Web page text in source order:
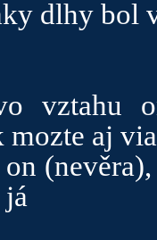
dlhy bol
vztahu
mozte aj